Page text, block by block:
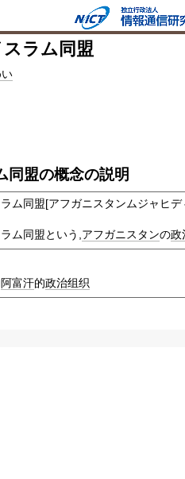
Mute
ラム同盟
同盟の概念の説明
ム同盟[アフガニスタンムジャヒデ
ム同盟という, アフガニスタンの政
阿富汗的政治组织